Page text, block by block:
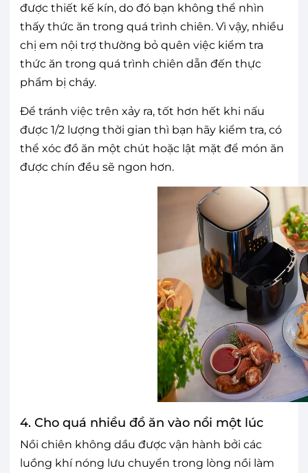
được thiết kế kín, do đó bạn không thể nhìn
thấy thức ăn trong quá trình chiên. Vì vậy, nhiều
chị em nội trợ thường bỏ quên việc kiểm tra
thức ăn trong quá trình chiên dẫn đến thực
phẩm bị cháy.
Để tránh việc trên xảy ra, tốt hơn hết khi nấu
được 1/2 lượng thời gian thì bạn hãy kiểm tra, có
thể xóc đồ ăn một chút hoặc lật mặt để món ăn
được chín đều sẽ ngon hơn.
4. Cho quá nhiều đồ ăn vào nồi một lúc
Nồi chiên không dầu được vận hành bởi các
luồng khí nóng lưu chuyển trong lòng nồi làm